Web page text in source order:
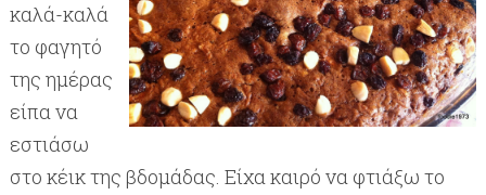
καλά-καλά
το φαγητό
της ημέρας
είπα να
εστιάσω
στο κέικ της βδομάδας. Είχα καιρό να φτιάξω το